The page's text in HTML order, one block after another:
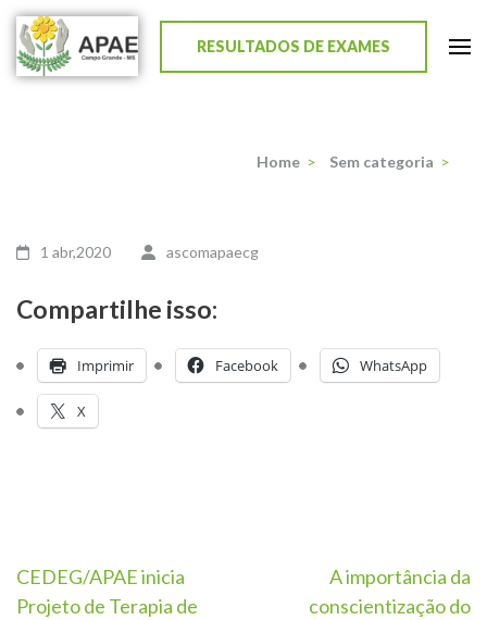
APAE de Campo Grande
RESULTADOS DE EXAMES
Home > Sem categoria >
1 abr,2020 ascomapaecg
Compartilhe isso:
Imprimir Facebook WhatsApp
X
CEDEG/APAE inicia
Projeto de Terapia de
A importância da
conscientização do